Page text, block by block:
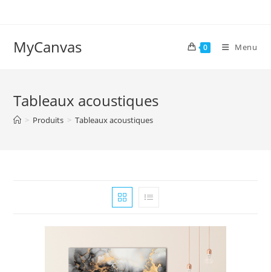
MyCanvas 0 Menu
Tableaux acoustiques
> Produits > Tableaux acoustiques